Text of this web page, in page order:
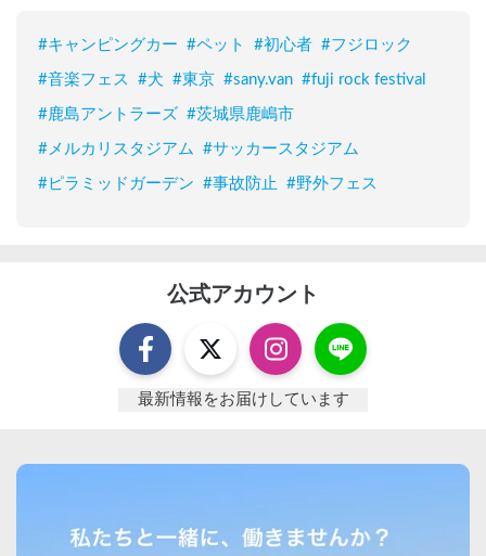
#キャンピングカー #ペット #初心者 #フジロック
#音楽フェス #犬 #東京 #sany.van #fuji rock festival
#鹿島アントラーズ #茨城県鹿嶋市
#メルカリスタジアム #サッカースタジアム
#ピラミッドガーデン #事故防止 #野外フェス
公式アカウント
最新情報をお届けしています